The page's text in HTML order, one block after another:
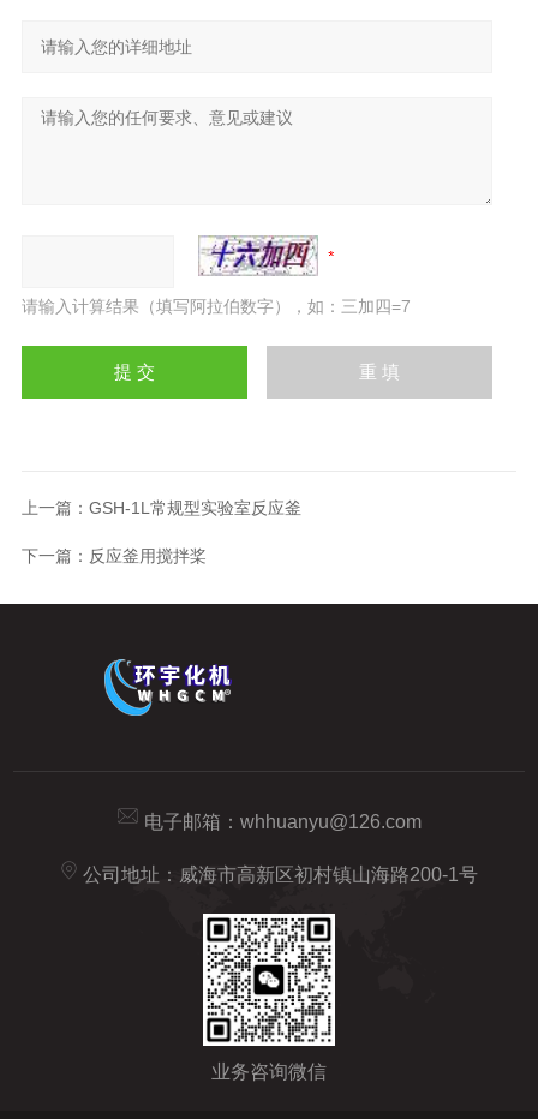
请输入计算结果（填写阿拉伯数字），如：三加四=7
上一篇： GSH-1L常规型实验室反应釜
下一篇： 反应釜用搅拌桨
电子邮箱： whhuanyu@126.com
公司地址：威海市高新区初村镇山海路200-1号
业务咨询微信